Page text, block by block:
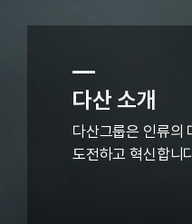
다산 소개
다산그룹은 인류의
도전하고 혁신합니